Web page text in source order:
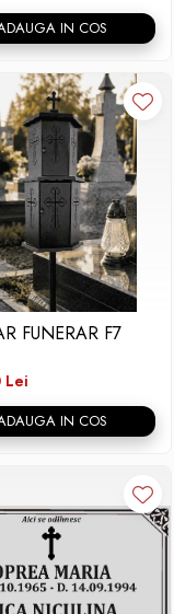
IN COS
FUNERAR F7
Lei
IN COS